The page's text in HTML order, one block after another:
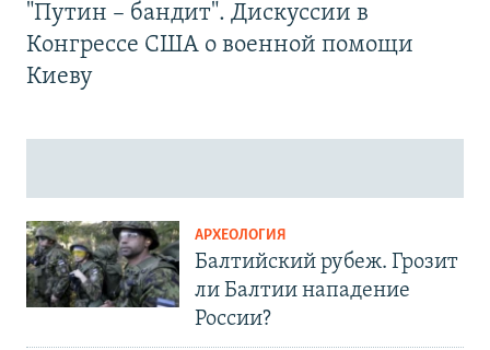
"Путин – бандит". Дискуссии в
Конгрессе США о военной помощи
Киеву
АРХЕОЛОГИЯ
Балтийский рубеж. Грозит
ли Балтии нападение
России?